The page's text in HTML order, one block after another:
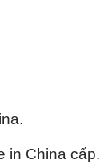
in China cấp.